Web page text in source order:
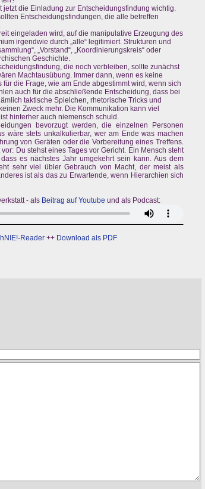
die Einladung zur Entscheidungsfindung wichtig.
Entscheidungsfindungen, die alle betreffen
eingeladen wird, auf die manipulative Erzeugung des
irgendwie durch „alle“ legitimiert. Strukturen und
„Vorstand“, „Koordinierungskreis“ oder
Geschichte.
die noch verbleiben, sollte zunächst
Machtausübung. Immer dann, wenn es keine
die Frage, wie am Ende abgestimmt wird, wenn sich
auch für die abschließende Entscheidung, dass bei
taktische Spielchen, rhetorische Tricks und
Zweck mehr. Die Kommunikation kann viel
hinterher auch niemensch schuld.
bevorzugt werden, die einzelnen Personen
wäre stets unkalkulierbar, wer am Ende was machen
von Geräten oder die Vorbereitung eines Treffens.
Du stehst eines Tages vor Gericht. Ein Mensch steht
es nächstes Jahr umgekehrt sein kann. Aus dem
sehr viel übler Gebrauch von Macht, der meist als
ist als das zu Erwartende, wenn Hierarchien sich
- als Beitrag auf Youtube und als Podcast:
Reader++ Download als PDF